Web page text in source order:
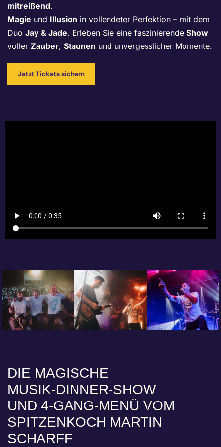
mitreißend.
Magie und Illusion in vollendeter Perfektion – mit dem
Duo Jay & Jade. Erleben Sie eine faszinierende Show
voller Zauber, Staunen und unvergesslicher Momente.
Jetzt Tickets sichern
DIE MAGISCHE
MUSIK-DINNER-SHOW
UND 4‑GANG‑MENÜ VOM
SPITZENKOCH MARTIN
SCHARFF